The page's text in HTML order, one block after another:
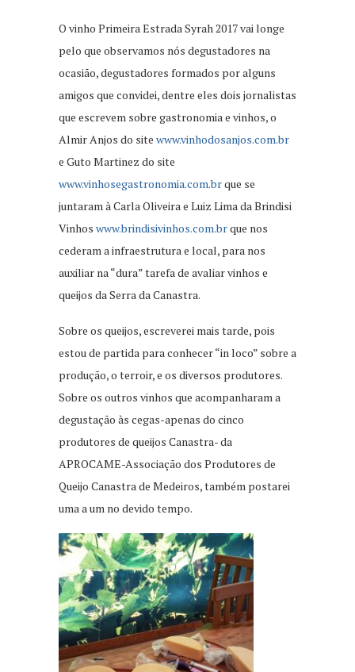
O vinho Primeira Estrada Syrah 2017 vai longe
pelo que observamos nós degustadores na
ocasião, degustadores formados por alguns
amigos que convidei, dentre eles dois jornalistas
que escrevem sobre gastronomia e vinhos, o
Almir Anjos do site www.vinhodosanjos.com.br
e Guto Martinez do site
www.vinhosegastronomia.com.brque se
juntaram à Carla Oliveira e Luiz Lima da Brindisi
Vinhos www.brindisivinhos.com.brque nos
cederam a infraestrutura e local, para nos
auxiliar na “dura” tarefa de avaliar vinhos e
queijos da Serra da Canastra.
Sobre os queijos, escreverei mais tarde, pois
estou de partida para conhecer “in loco” sobre a
produção, o terroir, e os diversos produtores.
Sobre os outros vinhos que acompanharam a
degustação às cegas-apenas do cinco
produtores de queijos Canastra- da
APROCAME-Associação dos Produtores de
Queijo Canastra de Medeiros, também postarei
uma a um no devido tempo.